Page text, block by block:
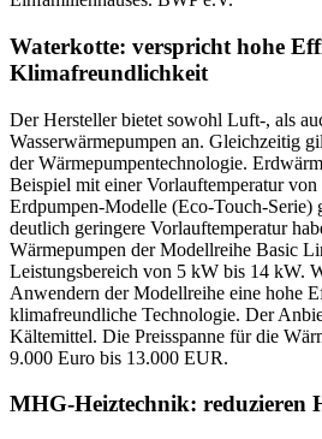
Waterkotte: verspricht hohe
Klimafreundlichkeit
Der Hersteller bietet sowohl Luft-, als
Wasserwärmepumpen an. Gleichzeitig
der Wärmepumpentechnologie.
Beispiel mit einer Vorlauftemperatur von
Erdpumpen-Modelle (Eco-Touch-Serie)
deutlich geringere Vorlauftemperatur
Wärmepumpen der Modellreihe Basic
Leistungsbereich von 5 kW bis 14 kW.
Anwendern der Modellreihe eine hohe
klimafreundliche Technologie. Der
Kältemittel. Die Preisspanne für die
9.000 Euro bis 13.000 EUR.
MHG-Heiztechnik: reduzieren